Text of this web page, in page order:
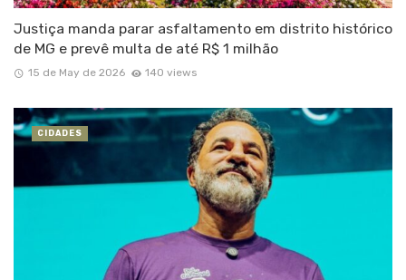
Justiça manda parar asfaltamento em distrito histórico
de MG e prevê multa de até R$ 1 milhão
15 de May de 2026 140 views
CIDADES